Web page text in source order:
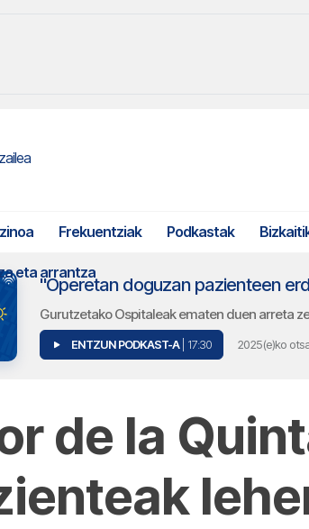
Frekuentziak Podkastak
eta arrantza
"Operetan doguzan pazienteen
Gurutzetako Ospitaleak ematen duen arreta
ENTZUN PODKAST-A | 17:30 2025(e)ko
de la